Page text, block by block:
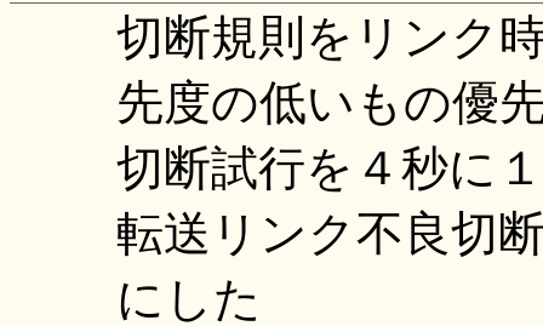
切断規則をリンク
先度の低いもの優
切断試行を４秒に
転送リンク不良切
にした